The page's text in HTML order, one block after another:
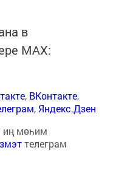
в
MАХ:
, ВКонтакте,
, Яндекс.Дзен
мөһим
телеграм